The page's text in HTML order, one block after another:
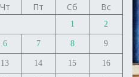
Чт Пт Сб Вс
1 2
6 7 8 9
13 14 15 16